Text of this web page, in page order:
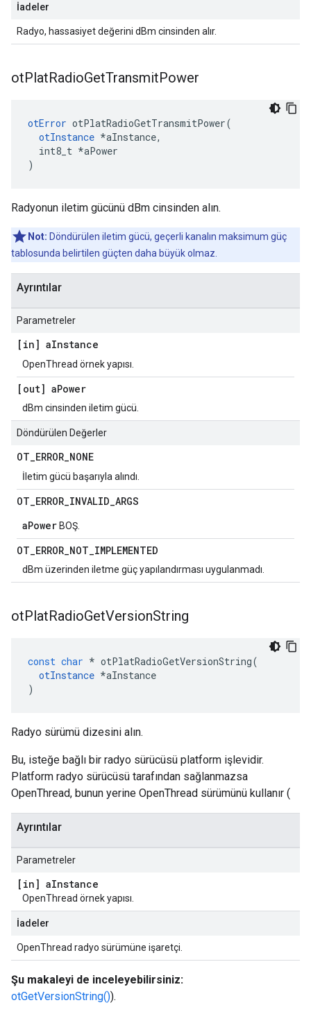
İadeler
Radyo, hassasiyet değerini dBm cinsinden alır.
otPlatRadioGetTransmitPower
otError otPlatRadioGetTransmitPower(
otInstance *aInstance,
int8_t *aPower
)
Radyonun iletim gücünü dBm cinsinden alın.
Not: Döndürülen iletim gücü, geçerli kanalın maksimum güç
tablosunda belirtilen güçten daha büyük olmaz.
Ayrıntılar
Parametreler
[in] aInstance
OpenThread örnek yapısı.
[out] aPower
dBm cinsinden iletim gücü.
Döndürülen Değerler
OT_ERROR_NONE
İletim gücü başarıyla alındı.
OT_ERROR_INVALID_ARGS
aPower BOŞ.
OT_ERROR_NOT_IMPLEMENTED
dBm üzerinden iletme güç yapılandırması uygulanmadı.
otPlatRadioGetVersionString
const char * otPlatRadioGetVersionString(
otInstance *aInstance
)
Radyo sürümü dizesini alın.
Bu, isteğe bağlı bir radyo sürücüsü platform işlevidir.
Platform radyo sürücüsü tarafından sağlanmazsa
OpenThread, bunun yerine OpenThread sürümünü kullanır (
Ayrıntılar
Parametreler
[in] aInstance
OpenThread örnek yapısı.
İadeler
OpenThread radyo sürümüne işaretçi.
Şu makaleyi de inceleyebilirsiniz:
otGetVersionString()).